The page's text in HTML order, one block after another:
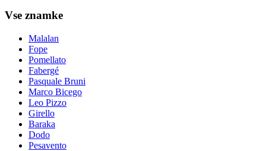
Vse znamke
Malalan
Fope
Pomellato
Fabergé
Pasquale Bruni
Marco Bicego
Leo Pizzo
Girello
Baraka
Dodo
Pesavento